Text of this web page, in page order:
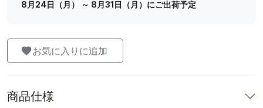
8月24日（月） ～ 8月31日（月）にご出荷予定
お気に入りに追加
商品仕様